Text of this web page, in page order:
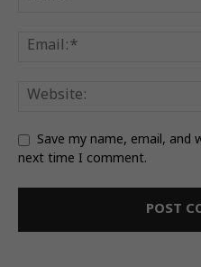
Save my name, email,
next time I comment.